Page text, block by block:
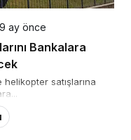
9 ay önce
Bankalara
satışlarına